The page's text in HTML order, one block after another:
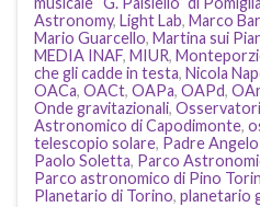
Astronomy, Light Lab, Marco
Mario Guarcello, Martina sui
MEDIA INAF, MIUR,
che gli cadde in testa, Nicola
OACa, OACt, OAPa, OAPd,
Onde gravitazionali,
Astronomico di Capodimonte,
telescopio solare, Padre
Paolo Soletta, Parco
Parco astronomico di Pino
Planetario di Torino, planetario